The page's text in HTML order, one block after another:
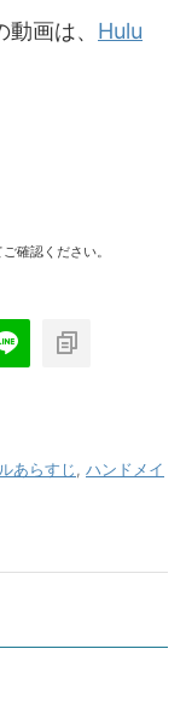
画は、 Hulu
確認ください。
あらすじ
ハンドメイ